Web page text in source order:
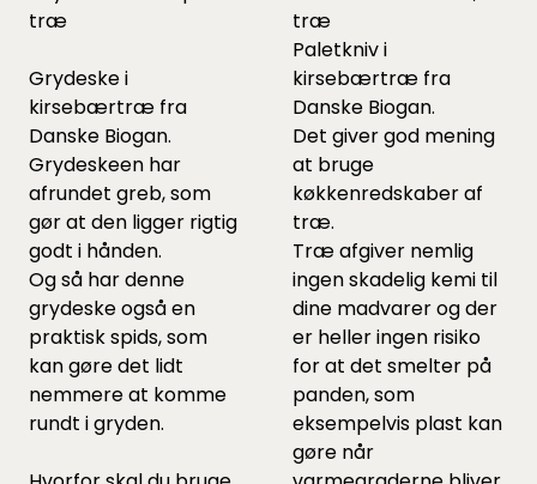
træ
Grydeske i
kirsebærtræ fra
Danske Biogan.
Grydeskeen har
afrundet greb, som
gør at den ligger rigtig
godt i hånden.
Og så har denne
grydeske også en
praktisk spids, som
kan gøre det lidt
nemmere at komme
rundt i gryden.
træ
Paletkniv i
kirsebærtræ fra
Danske Biogan.
Det giver god mening
at bruge
køkkenredskaber af
træ.
Træ afgiver nemlig
ingen skadelig kemi til
dine madvarer og der
er heller ingen risiko
for at det smelter på
panden, som
eksempelvis plast kan
gøre når